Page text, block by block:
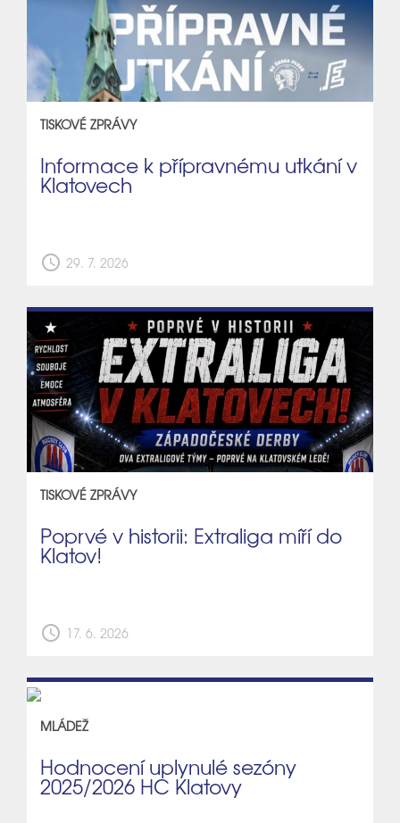
TISKOVÉ ZPRÁVY
Informace k přípravnému utkání v
Klatovech
schedule 29. 7. 2026
TISKOVÉ ZPRÁVY
Poprvé v historii: Extraliga míří do
Klatov!
schedule 17. 6. 2026
MLÁDEŽ
Hodnocení uplynulé sezóny
2025/2026 HC Klatovy